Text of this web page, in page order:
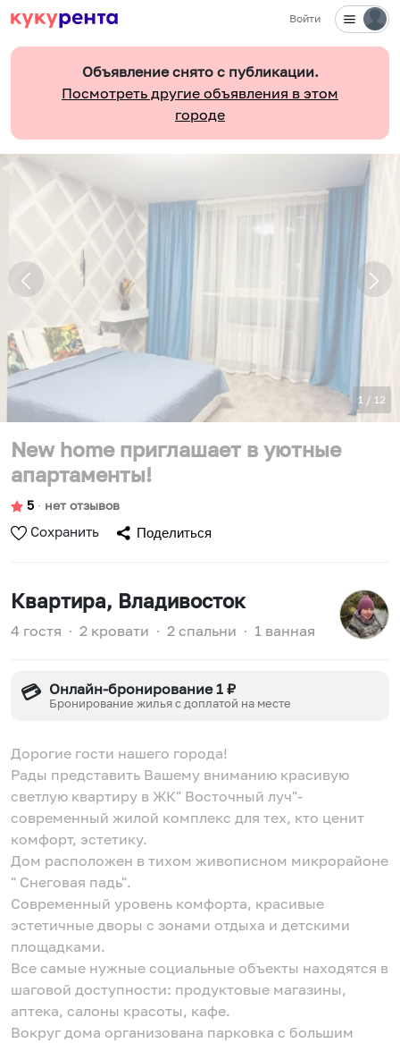
Войти
Объявление снято с публикации.
Посмотреть другие объявления в этом
городе
1 / 12
New home приглашает в уютные
апартаменты!
5 ∙ нет отзывов
Сохранить Поделиться
Квартира, Владивосток
4 гостя ∙ 2 кровати ∙ 2 спальни ∙ 1 ванная
💳 Онлайн-бронирование 1 ₽
Бронирование жилья с доплатой на месте
Дорогие гости нашего города!
Рады представить Вашему вниманию красивую
светлую квартиру в ЖК" Восточный луч"-
современный жилой комплекс для тех, кто ценит
комфорт, эстетику.
Дом расположен в тихом живописном микрорайоне
" Снеговая падь".
Современный уровень комфорта, красивые
эстетичные дворы с зонами отдыха и детскими
площадками.
Все самые нужные социальные объекты находятся в
шаговой доступности: продуктовые магазины,
аптека, салоны красоты, кафе.
Вокруг дома организована парковка с большим